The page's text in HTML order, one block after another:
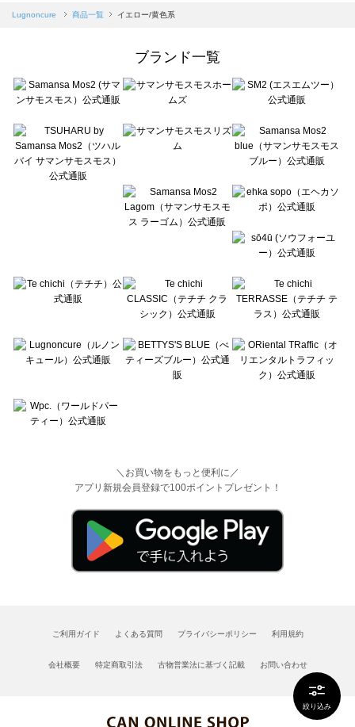
絞り込み
Samansa Mos2 blue（サマンサモスモス ブルー）の一覧
Te chichi（テチチ）の一覧
Te chichi CLASSIC（テチチ クラシック）の一覧
Lugnoncure（ルノンキュール）の一覧
BETTY'S BLUE（べティーズブルー）の一覧
Wpc.（ワールドパーティー）の一覧
Lugnoncure 商品一覧 イエロー/黄色系
ブランド一覧
＼お買い物をもっと便利に／
アプリ新規会員登録で100ポイントプレゼント！
ご利用ガイド よくある質問 プライバシーポリシー 利用規約
会社概要 特定商取引法 古物営業法に基づく記載 お問い合わせ